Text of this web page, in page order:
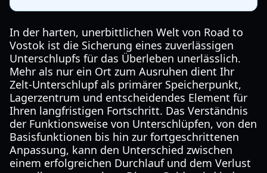
In der harten, unerbittlichen Welt von Road to
Vostok ist die Sicherung eines zuverlässigen
Unterschlupfs für das Überleben unerlässlich.
Mehr als nur ein Ort zum Ausruhen dient Ihr
Zelt-Unterschlupf als primärer Speicherpunkt,
Lagerzentrum und entscheidendes Element für
Ihren langfristigen Fortschritt. Das Verständnis
der Funktionsweise von Unterschlüpfen, von den
Basisfunktionen bis hin zur fortgeschrittenen
Anpassung, kann den Unterschied zwischen
einem erfolgreichen Durchlauf und dem Verlust